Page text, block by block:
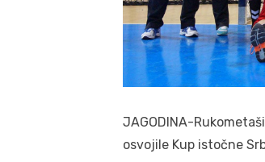
JAGODINA-
osvojile Kup istočne